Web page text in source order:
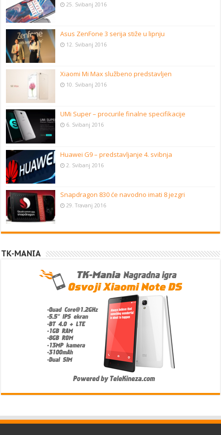
25. Svibanj 2016
Asus ZenFone 3 serija stiže u lipnju
12. Svibanj 2016
Xiaomi Mi Max službeno predstavljen
10. Svibanj 2016
UMi Super – procurile finalne specifikacije
6. Svibanj 2016
Huawei G9 – predstavljanje 4. svibnja
2. Svibanj 2016
Snapdragon 830 će navodno imati 8 jezgri
29. Travanj 2016
TK-MANIA